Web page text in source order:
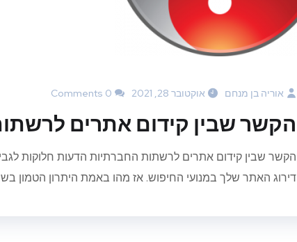
אוריה בן מנחם אוקטובר 28, 2021 0 Comments
הקשר שבין קידום אתרים
הקשר שבין קידום אתרים לרשתות החברתיות הדעות חלוקות
דירוג האתר שלך במנועי החיפוש. אז מהו באמת היתרון הטמון